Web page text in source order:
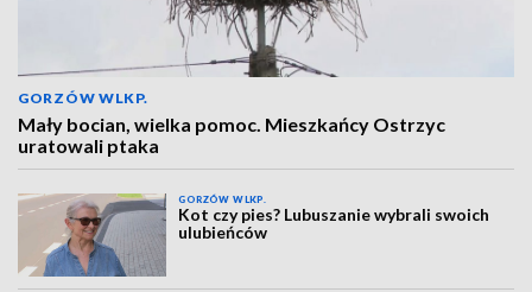
GORZÓW WLKP.
Mały bocian, wielka pomoc. Mieszkańcy Ostrzyc
uratowali ptaka
GORZÓW WLKP.
Kot czy pies? Lubuszanie wybrali swoich
ulubieńców